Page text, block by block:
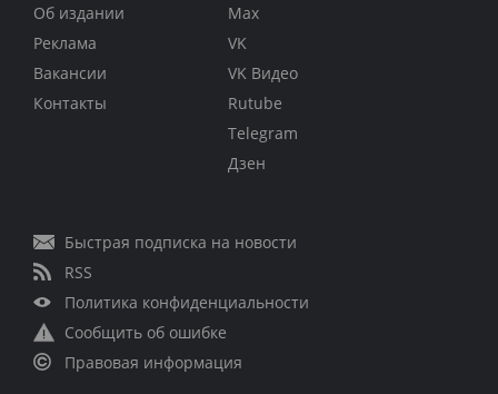
Об издании
Реклама
Вакансии
Контакты
Max
VK
VK Видео
Rutube
Telegram
Дзен
Быстрая подписка на новости
RSS
Политика конфиденциальности
Сообщить об ошибке
Правовая информация